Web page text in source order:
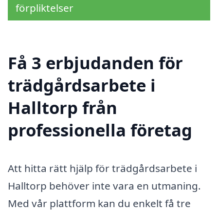
förpliktelser
Få 3 erbjudanden för
trädgårdsarbete i
Halltorp från
professionella företag
Att hitta rätt hjälp för trädgårdsarbete i
Halltorp behöver inte vara en utmaning.
Med vår plattform kan du enkelt få tre